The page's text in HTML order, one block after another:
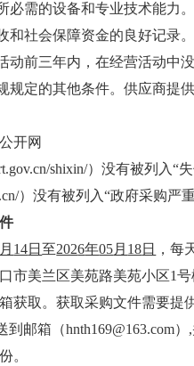
必需的设备和专业技术能力
和社会保障资金的良好记录
动前三年内，在经营活动中
规定的其他条件。供应商提
开网
shixin/）没有被列入
）没有被列入“政府采购
月 14日至2026年05月 18日
，每
市美兰区美苑路美苑小区1
获取。获取采购文件需要提
到邮箱（hnth169@163.com
。